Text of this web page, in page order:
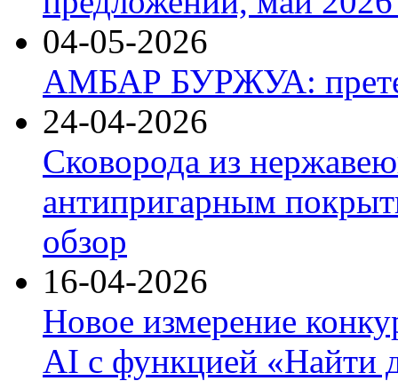
04-05-2026
АМБАР БУРЖУА:
24-04-2026
Сковорода из
антипригарным
обзор
16-04-2026
Новое измерение
AI с функцией «Найти